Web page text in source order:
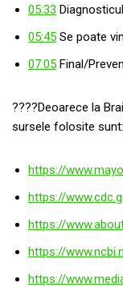
05:33
05:45 Se poate
07:05 Final/
????Deoarece la
sursele folosite sunt:
https://
https://
https://
https://
https://